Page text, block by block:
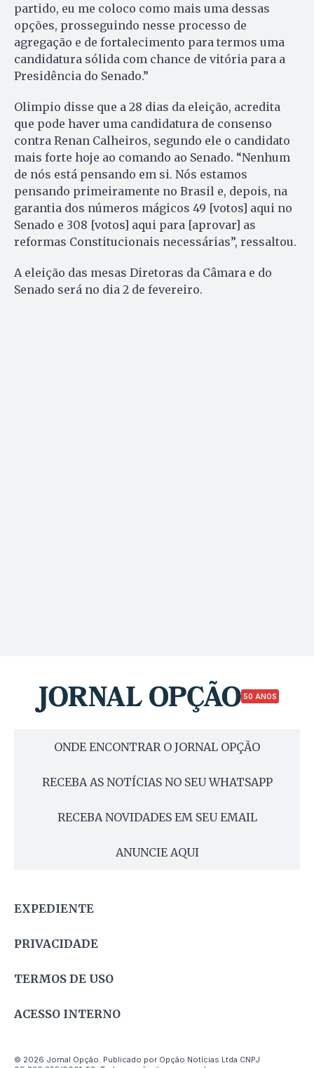
partido, eu me coloco como mais uma dessas
opções, prosseguindo nesse processo de
agregação e de fortalecimento para termos uma
candidatura sólida com chance de vitória para a
Presidência do Senado.”
Olimpio disse que a 28 dias da eleição, acredita
que pode haver uma candidatura de consenso
contra Renan Calheiros, segundo ele o candidato
mais forte hoje ao comando ao Senado. “Nenhum
de nós está pensando em si. Nós estamos
pensando primeiramente no Brasil e, depois, na
garantia dos números mágicos 49 [votos] aqui no
Senado e 308 [votos] aqui para [aprovar] as
reformas Constitucionais necessárias”, ressaltou.
A eleição das mesas Diretoras da Câmara e do
Senado será no dia 2 de fevereiro.
50 ANOS
ONDE ENCONTRAR O JORNAL OPÇÃO
RECEBA AS NOTÍCIAS NO SEU WHATSAPP
RECEBA NOVIDADES EM SEU EMAIL
ANUNCIE AQUI
EXPEDIENTE
PRIVACIDADE
TERMOS DE USO
ACESSO INTERNO
© 2026 Jornal Opção. Publicado por Opção Notícias Ltda CNPJ